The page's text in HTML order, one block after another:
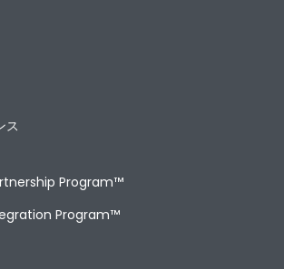
ス
Program™
Program™